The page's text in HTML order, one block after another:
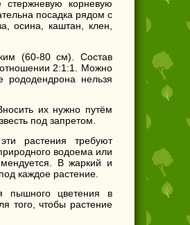
корневую
посадка рядом с
осина, каштан, клен,
(60-80 см). Состав
2:1:1. Можно
рододендрона нельзя
их нужно путём
под запретом.
растения требуют
водоема или
В жаркий и
каждое растение.
пышного цветения в
того, чтобы растение